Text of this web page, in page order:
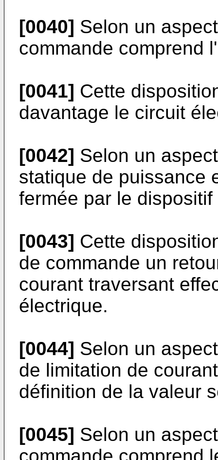
[0040] Selon un
commande comprend
[0041] Cette
davantage le circuit
[0042] Selon un
statique de puissance
fermée par le
[0043] Cette
de commande un
courant traversant
électrique.
[0044] Selon un
de limitation de
définition de la valeur
[0045] Selon un